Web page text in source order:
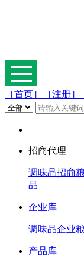
［首页］ ［注册］
招商代理
调味品招商
品
企业库
调味品企业
产品库